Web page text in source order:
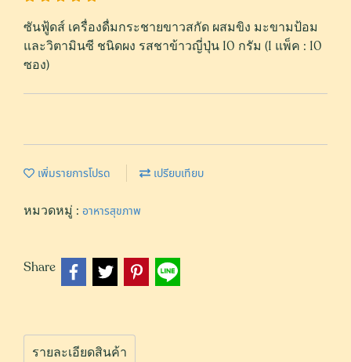
ซันฟู้ดส์ เครื่องดื่มกระชายขาวสกัด ผสมขิง มะขามป้อม
และวิตามินซี ชนิดผง รสชาข้าวญี่ปุ่น 10 กรัม (1 แพ็ค : 10
ซอง)
เพิ่มรายการโปรด เปรียบเทียบ
หมวดหมู่ : อาหารสุขภาพ
Share
รายละเอียดสินค้า